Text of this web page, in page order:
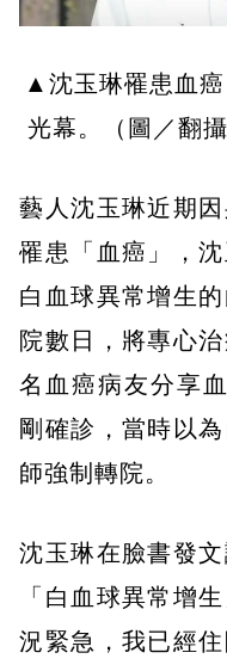
▲沈玉琳罹患血
光幕。（圖／翻
藝人沈玉琳近期
罹患「血癌」，
白血球異常增生
院數日，將專心
名血癌病友分享
剛確診，當時以
師強制轉院。
沈玉琳在臉書發
「白血球異常增
況緊急，我已經